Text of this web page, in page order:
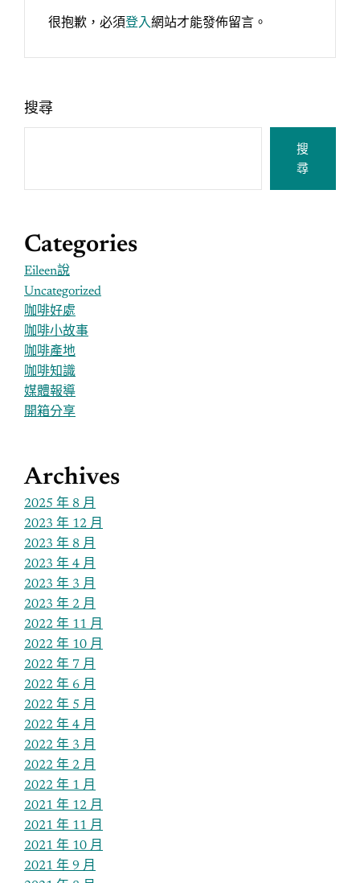
很抱歉，必須登入網站才能發佈留言。
搜尋
搜
尋
Categories
Eileen說
Uncategorized
咖啡好處
咖啡小故事
咖啡產地
咖啡知識
媒體報導
開箱分享
Archives
2025 年 8 月
2023 年 12 月
2023 年 8 月
2023 年 4 月
2023 年 3 月
2023 年 2 月
2022 年 11 月
2022 年 10 月
2022 年 7 月
2022 年 6 月
2022 年 5 月
2022 年 4 月
2022 年 3 月
2022 年 2 月
2022 年 1 月
2021 年 12 月
2021 年 11 月
2021 年 10 月
2021 年 9 月